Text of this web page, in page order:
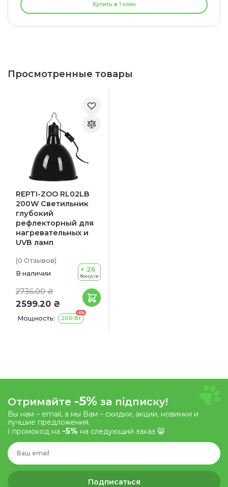
Купить в 1 клик
Просмотренные товары
REPTI-ZOO RL02LB
200W Светильник
глубокий
рефлекторный для
нагревательных и
UVB ламп
(0 Отзывов)
В наличии
2736.00 ₴
2599.20 ₴
+ 26
бонусів
Мощность:
-5%
200 Вт
Отримайте -5% за підписку!
Вы нам – email, а мы Вам – скидки, акции, новинки и
лучшие предложения.
І промокод на -5% на следующий заказ 😸
Подписаться